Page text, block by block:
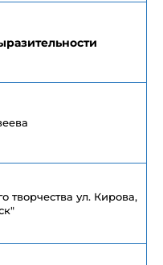
творчества ул. Кирова,